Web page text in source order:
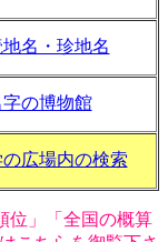
名・珍地名
字の博物館
の広場内の検索
」「全国の概算